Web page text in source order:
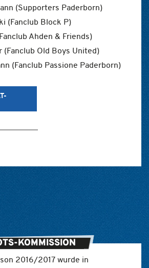
(Supporters Paderborn)
(Fanclub Block P)
Ahden & Friends)
Old Boys United)
(Fanclub Passione Paderborn)
KOMMISSION
2016/2017 wurde in